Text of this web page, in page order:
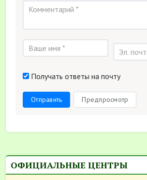
Получать ответы на почту
Отправить Предпросмотр
ОФИЦИАЛЬНЫЕ ЦЕНТРЫ